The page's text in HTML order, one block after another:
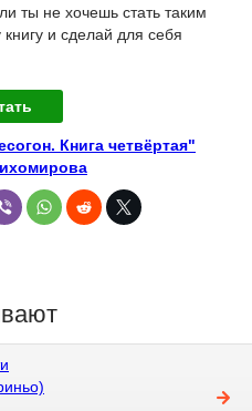
ты не хочешь стать таким
книгу и сделай для себя
Книга четвёртая"